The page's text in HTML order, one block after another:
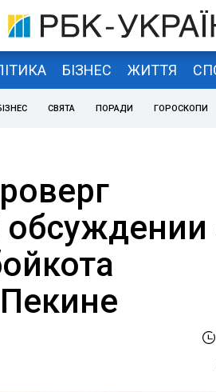
БІЗНЕС ЖИТТЯ
СВЯТА ПОРАДИ ГОРОСКОПИ